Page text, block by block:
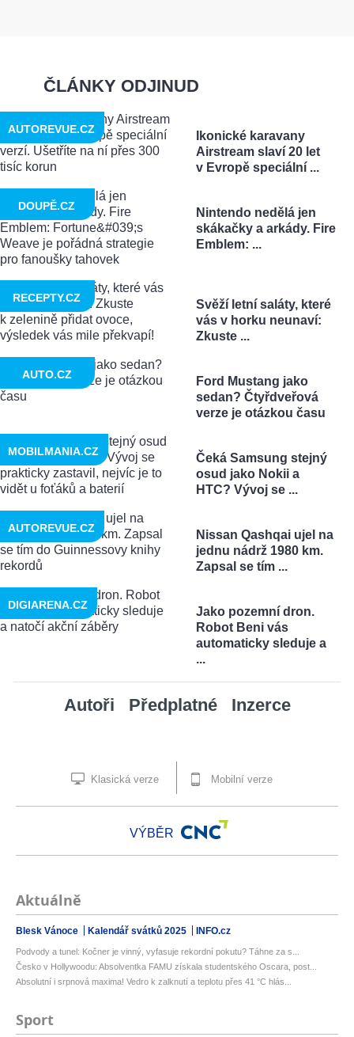
ČLÁNKY ODJINUD
Ikonické karavany
Airstream slaví 20 let
v Evropě speciální ...
AUTOREVUE.CZ
Nintendo nedělá jen
skákačky a arkády. Fire
Emblem: ...
DOUPĚ.CZ
Svěží letní saláty, které
vás v horku neunaví:
Zkuste ...
RECEPTY.CZ
Ford Mustang jako
sedan? Čtyřdveřová
verze je otázkou času
AUTO.CZ
Čeká Samsung stejný
osud jako Nokii a
HTC? Vývoj se ...
MOBILMANIA.CZ
Nissan Qashqai ujel na
jednu nádrž 1980 km.
Zapsal se tím ...
AUTOREVUE.CZ
Jako pozemní dron.
Robot Beni vás
automaticky sleduje a
...
DIGIARENA.CZ
Autoři Předplatné Inzerce
Klasická verze Mobilní verze
VÝBĚR
Aktuálně
Blesk Vánoce Kalendář svátků 2025 INFO.cz
Podvody a tunel: Kočner je vinný, vyfasuje rekordní pokutu? Táhne za s...
Česko v Hollywoodu: Absolventka FAMU získala studentského Oscara, post...
Absolutní i srpnová maxima! Vedro k zalknutí a teplotu přes 41 °C hlás...
Sport